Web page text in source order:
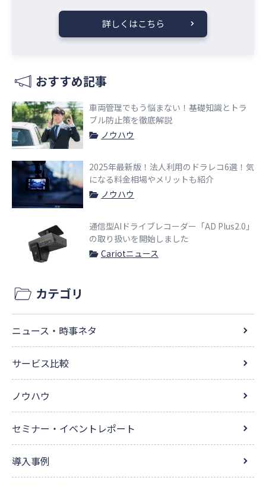
詳しくはこちら
おすすめ記事
車両管理でもう悩まない！基礎知識とトラ
ブル防止策を徹底解説
ノウハウ
2025年最新版！法人利用のドラレコ6選！気
になる料金相場やメリットも紹介
ノウハウ
通信型AIドライブレコーダー「AD Plus2.0」
の取り扱いを開始しました
Cariotニュース
カテゴリ
ニュース・時事ネタ
サービス比較
ノウハウ
セミナー・イベントレポート
導入事例